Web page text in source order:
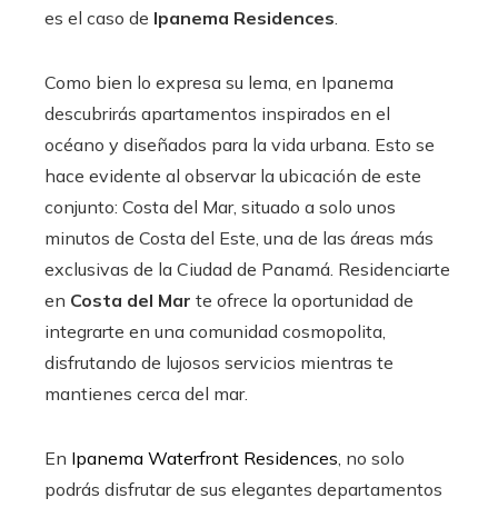
es el caso de Ipanema Residences.
Como bien lo expresa su lema, en Ipanema
descubrirás apartamentos inspirados en el
océano y diseñados para la vida urbana. Esto se
hace evidente al observar la ubicación de este
conjunto: Costa del Mar, situado a solo unos
minutos de Costa del Este, una de las áreas más
exclusivas de la Ciudad de Panamá. Residenciarte
en Costa del Mar te ofrece la oportunidad de
integrarte en una comunidad cosmopolita,
disfrutando de lujosos servicios mientras te
mantienes cerca del mar.
En Ipanema Waterfront Residences, no solo
podrás disfrutar de sus elegantes departamentos